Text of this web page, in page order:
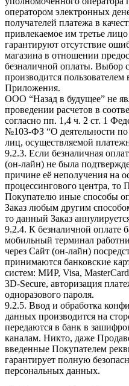
оператором электронных
получателей платежа в
привлекаемое им третье
гарантируют отсутствие
магазина в отношении
безналичной оплаты. Выбор
производится
Приложения.
ООО “Назад в будущее” не
проведении расчетов в
согласно пп. 1,4 ч. 2 ст. 1
№103-ФЗ “О деятельности
лиц, осуществляемой
9.2.3. Если безналичная
(он-лайн) не была
причине её неполучения на
процессингового центра, то
Покупателю иные способы
Заказ любым другим
то данный Заказ
9.2.4. К безналичной оплате
мобильный терминал
через Сайт (он-лайн)
принимаются банковские
систем: МИР, Visa,
3D-Secure, авторизация
одноразового пароля.
9.2.5. Ввод и обработка
данных производится на
передаются в банк в
каналам. Никто, даже
введенные Покупателем
гарантирует полную
персональных данных.